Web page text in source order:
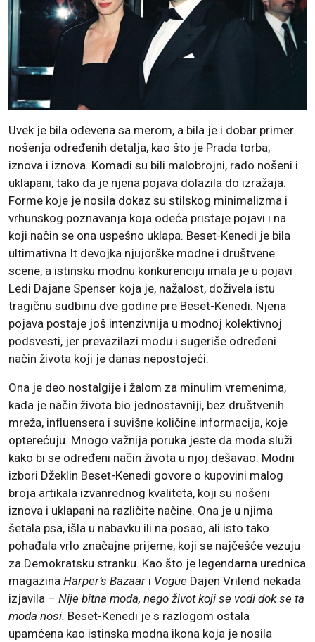
Uvek je bila odevena sa merom, a bila je i dobar primer
nošenja određenih detalja, kao što je Prada torba,
iznova i iznova. Komadi su bili malobrojni, rado nošeni i
uklapani, tako da je njena pojava dolazila do izražaja.
Forme koje je nosila dokaz su stilskog minimalizma i
vrhunskog poznavanja koja odeća pristaje pojavi i na
koji način se ona uspešno uklapa. Beset-Kenedi je bila
ultimativna It devojka njujorške modne i društvene
scene, a istinsku modnu konkurenciju imala je u pojavi
Ledi Dajane Spenser koja je, nažalost, doživela istu
tragičnu sudbinu dve godine pre Beset-Kenedi. Njena
pojava postaje još intenzivnija u modnoj kolektivnoj
podsvesti, jer prevazilazi modu i sugeriše određeni
način života koji je danas nepostojeći.
Ona je deo nostalgije i žalom za minulim vremenima,
kada je način života bio jednostavniji, bez društvenih
mreža, influensera i suvišne količine informacija, koje
opterećuju. Mnogo važnija poruka jeste da moda služi
kako bi se određeni način života u njoj dešavao. Modni
izbori Džeklin Beset-Kenedi govore o kupovini malog
broja artikala izvanrednog kvaliteta, koji su nošeni
iznova i uklapani na različite načine. Ona je u njima
šetala psa, išla u nabavku ili na posao, ali isto tako
pohađala vrlo značajne prijeme, koji se najčešće vezuju
za Demokratsku stranku. Kao što je legendarna urednica
magazina Harper’s Bazaar i Vogue Dajen Vrilend nekada
izjavila – Nije bitna moda, nego život koji se vodi dok se ta
moda nosi. Beset-Kenedi je s razlogom ostala
upamćena kao istinska modna ikona koja je nosila